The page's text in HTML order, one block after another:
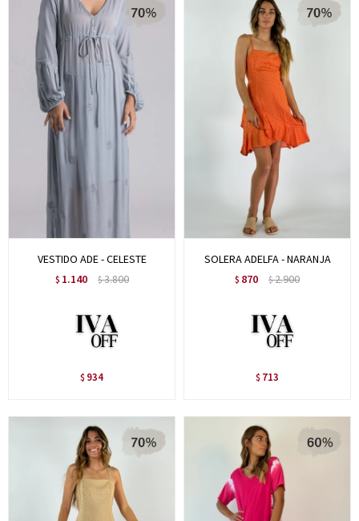
VESTIDO ADE - CELESTE
$ 1.140 $3.800
$ 934
SOLERA ADELFA - NARANJA
$ 870 $2.900
$ 713